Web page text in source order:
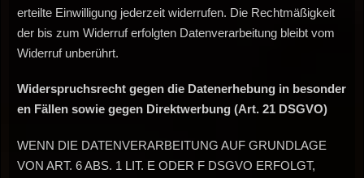
erteilte Einwilligung jederzeit widerrufen. Die Rechtmäßigkeit
der bis zum Widerruf erfolgten Datenverarbeitung bleibt vom
Widerruf unberührt.
Widerspruchsrecht gegen die Datenerhebung in besonder
en Fällen sowie gegen Direktwerbung (Art. 21 DSGVO)
WENN DIE DATENVERARBEITUNG AUF GRUNDLAGE
VON ART. 6 ABS. 1 LIT. E ODER F DSGVO ERFOLGT,